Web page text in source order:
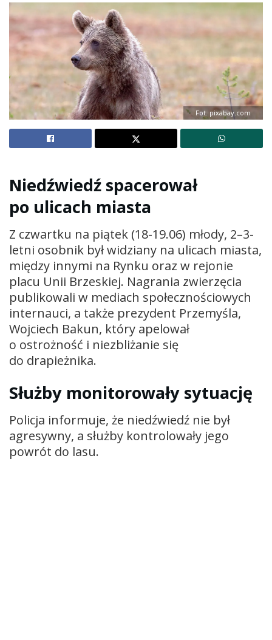
Fot. pixabay.com
Niedźwiedź spacerował
po ulicach miasta
Z czwartku na piątek (18-19.06) młody, 2–3-
letni osobnik był widziany na ulicach miasta,
między innymi na Rynku oraz w rejonie
placu Unii Brzeskiej. Nagrania zwierzęcia
publikowali w mediach społecznościowych
internauci, a także prezydent Przemyśla,
Wojciech Bakun, który apelował
o ostrożność i niezbliżanie się
do drapieżnika.
Służby monitorowały sytuację
Policja informuje, że niedźwiedź nie był
agresywny, a służby kontrolowały jego
powrót do lasu.